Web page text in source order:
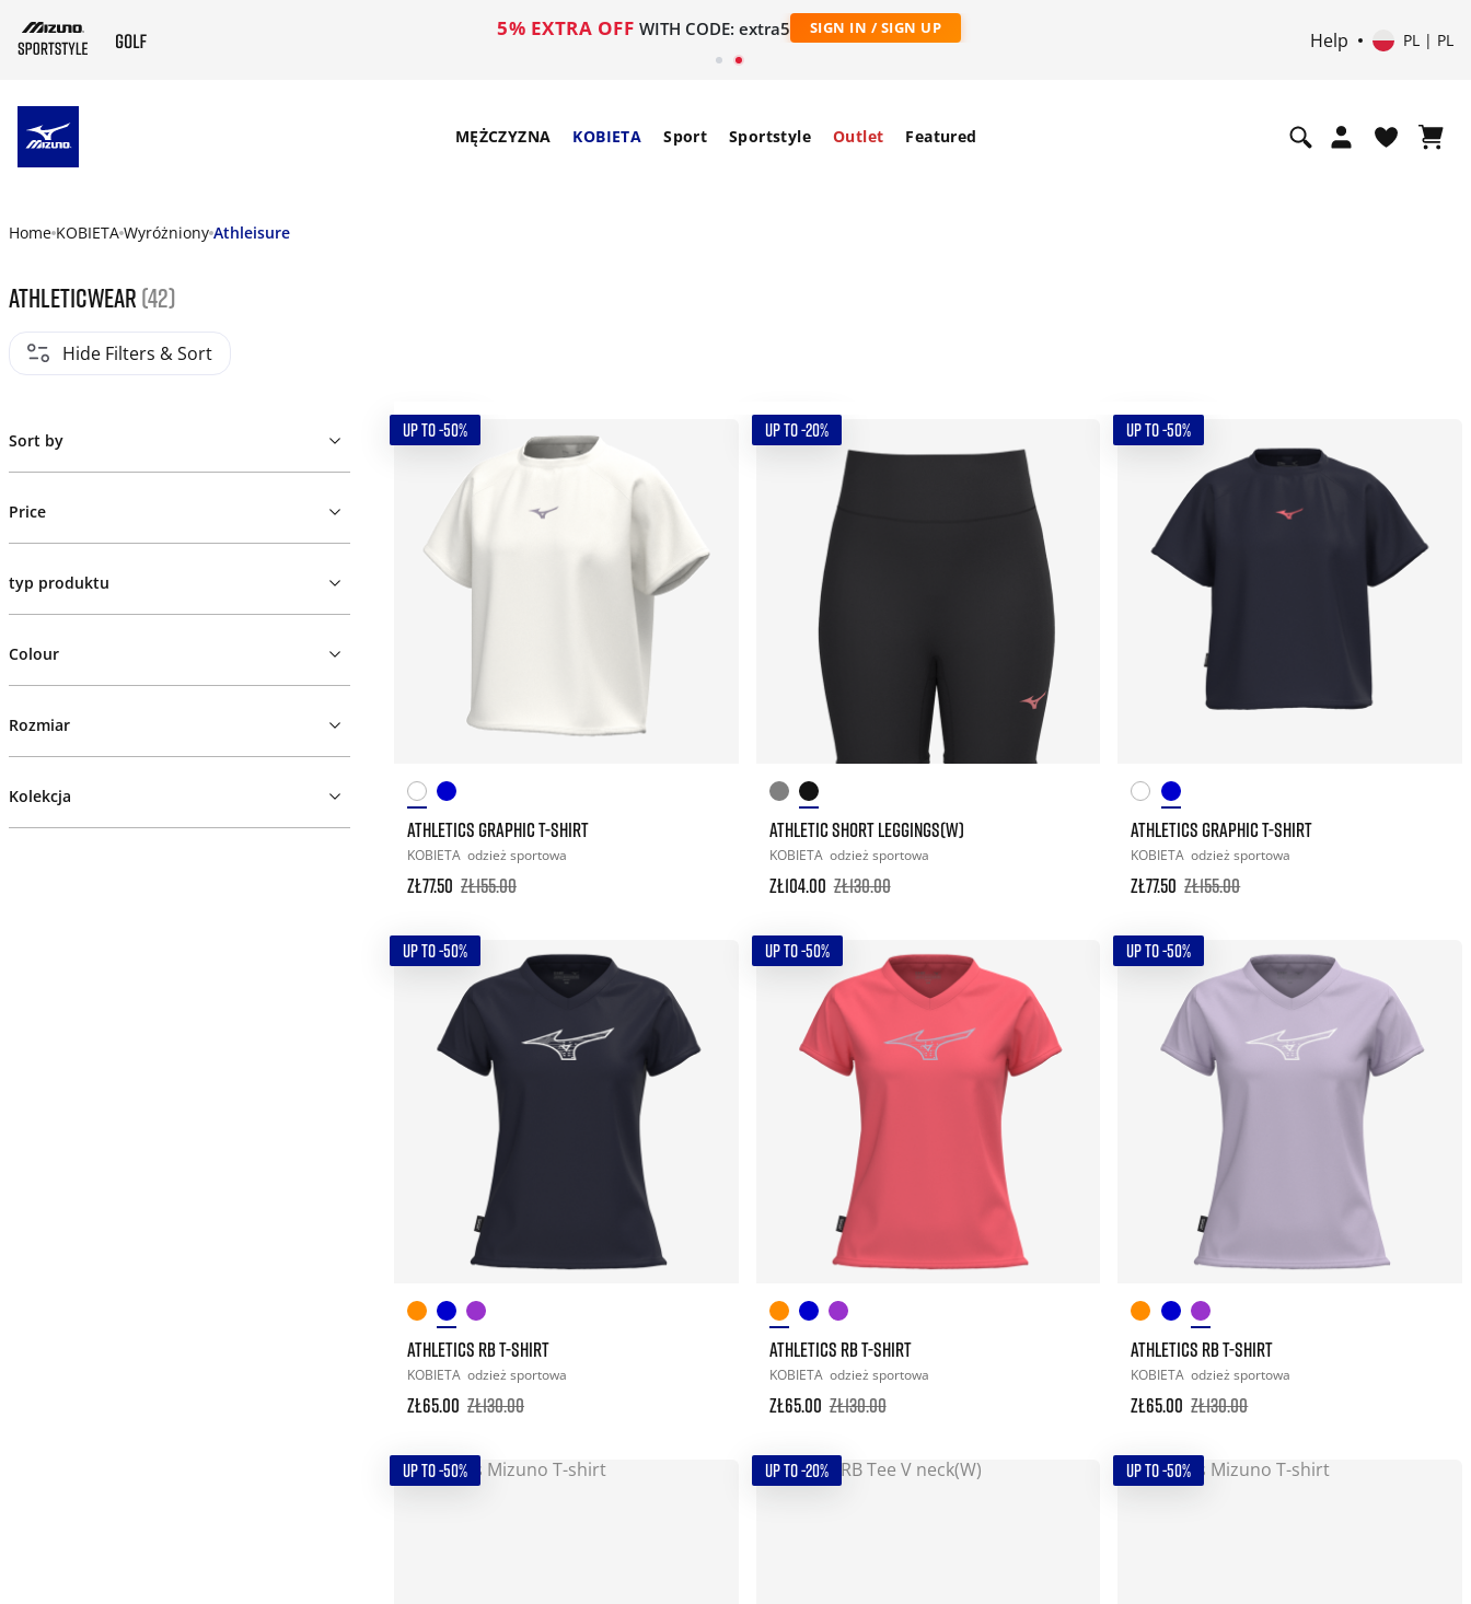
5% EXTRA OFF WITH CODE: extra5 SIGN IN / SIGN UP
Help PL | PL
MĘŻCZYZNA KOBIETA Sport Sportstyle Outlet Featured
Home KOBIETA Wyróżniony Athleisure
Athleticwear (42)
Hide Filters & Sort
Sort by
Price
typ produktu
Colour
Rozmiar
Kolekcja
UP TO -50%
ATHLETICS GRAPHIC T-SHIRT
KOBIETA odzież sportowa
zł77.50 zł155.00
UP TO -20%
ATHLETIC SHORT LEGGINGS(W)
KOBIETA odzież sportowa
zł104.00 zł130.00
UP TO -50%
ATHLETICS GRAPHIC T-SHIRT
KOBIETA odzież sportowa
zł77.50 zł155.00
UP TO -50%
ATHLETICS RB T-SHIRT
KOBIETA odzież sportowa
zł65.00 zł130.00
UP TO -50%
ATHLETICS RB T-SHIRT
KOBIETA odzież sportowa
zł65.00 zł130.00
UP TO -50%
ATHLETICS RB T-SHIRT
KOBIETA odzież sportowa
zł65.00 zł130.00
UP TO -50% UP TO -20% UP TO -50%